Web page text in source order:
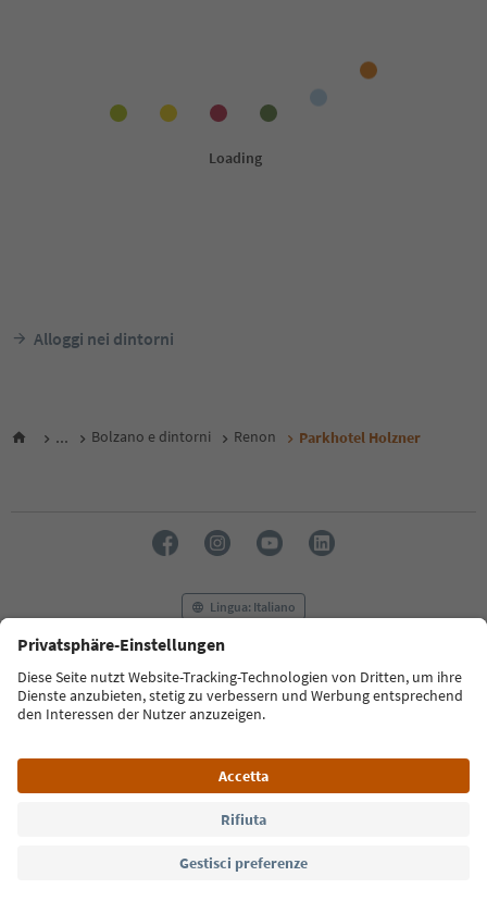
Alloggi nei dintorni
... Bolzano e dintorni Renon Parkhotel Holzner
Lingua: Italiano
FAQ Contatti Press MICE
Privacy Policy
Termini e condizioni
Crediti
Cookie Policy
Alto Adige B2B